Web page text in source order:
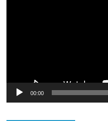
00:00